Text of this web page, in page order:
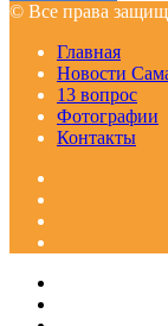
© Все права
Главная
Новости
13 вопрос
Фотографии
Контакты
Facebook
Google+
Одноклассники
WhatsApp
Telegram
Viber
Кнопка
«Наверх»
Закрыть